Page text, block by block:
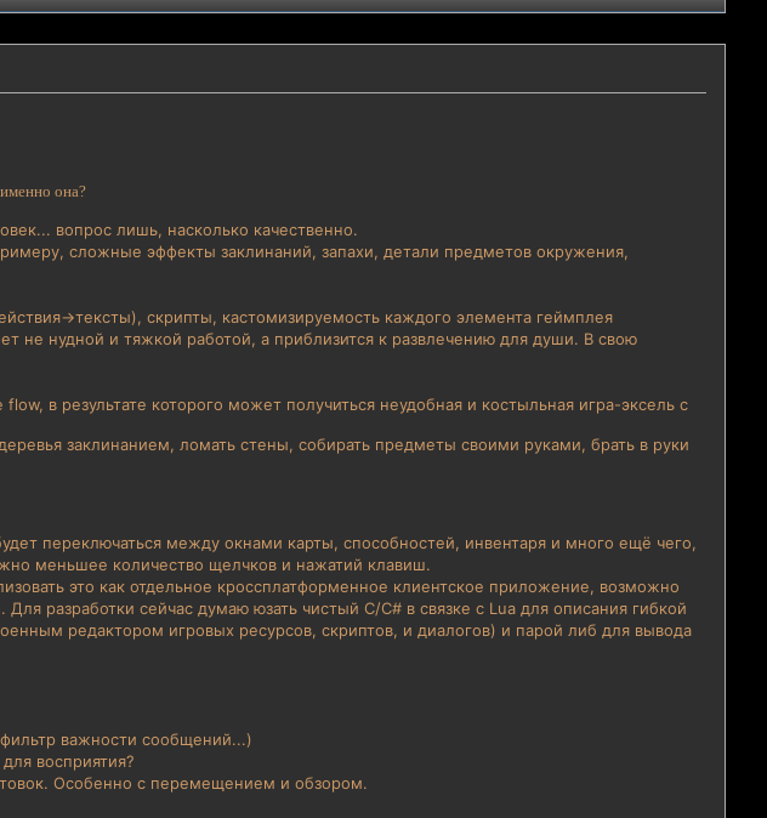
она?
вопрос лишь, насколько качественно.
сложные эффекты заклинаний, запахи, детали предметов окружения,
>тексты), скрипты, кастомизируемость каждого элемента геймплея
не нудной и тяжкой работой, а приблизится к развлечению для души. В свою
в результате которого может получиться неудобная и костыльная игра-эксель с
заклинанием, ломать стены, собирать предметы своими руками, брать в руки
переключаться между окнами карты, способностей, инвентаря и много ещё чего,
меньшее количество щелчков и нажатий клавиш.
это как отдельное кроссплатформенное клиентское приложение, возможно
разработки сейчас думаю юзать чистый C/C# в связке с Lua для описания гибкой
редактором игровых ресурсов, скриптов, и диалогов) и парой либ для вывода
важности сообщений...)
восприятия?
Особенно с перемещением и обзором.